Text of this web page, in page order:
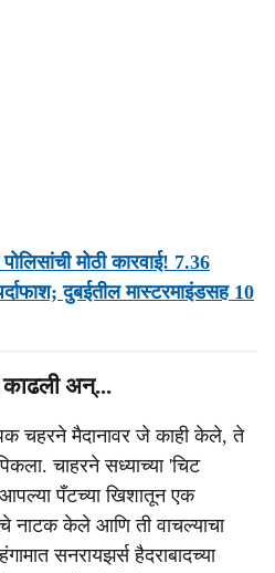
मोठी कारवाई! 7.36
दुबईतील मास्टरमाइंडसह 10
काढली अन्...
चहरने मैदानावर जे काही केले, ते
चाहरने सध्याच्या 'चिट
पँटच्या खिशातून एक
नाटक केले आणि ती वाचल्याचा
सनरायझर्स हैदराबादच्या